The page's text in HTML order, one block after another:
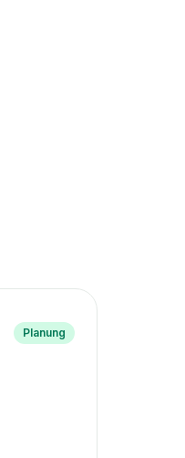
Planung